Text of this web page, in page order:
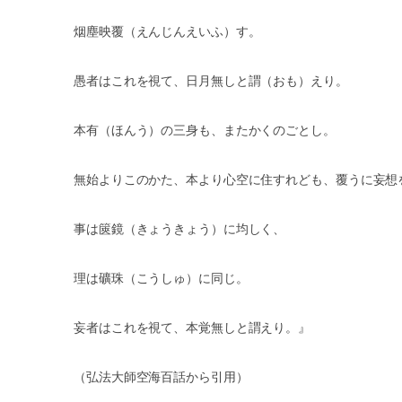
烟塵映覆（えんじんえいふ）す。
愚者はこれを視て、日月無しと謂（おも）えり。
本有（ほんう）の三身も、またかくのごとし。
無始よりこのかた、本より心空に住すれども、覆うに妄想
事は篋鏡（きょうきょう）に均しく、
理は礦珠（こうしゅ）に同じ。
妄者はこれを視て、本覚無しと謂えり。』
（弘法大師空海百話から引用）